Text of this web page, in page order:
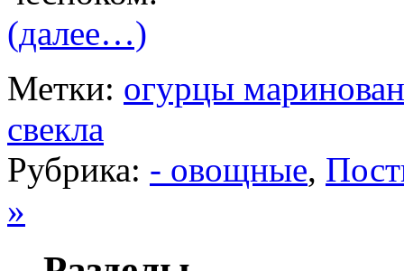
(далее…)
Метки: огурцы
свекла
Рубрика: - овощные,
»